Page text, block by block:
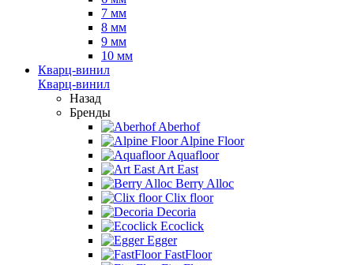
7 мм
8 мм
9 мм
10 мм
Кварц-винил
Кварц-винил
Назад
Бренды
Aberhof
Alpine Floor
Aquafloor
Art East
Berry Alloc
Clix floor
Decoria
Ecoclick
Egger
FastFloor